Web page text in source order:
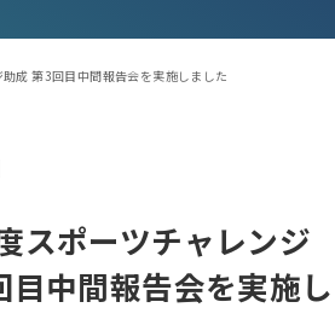
成 第3回目中間報告会を実施しました
スポーツチャレンジ
目中間報告会を実施し